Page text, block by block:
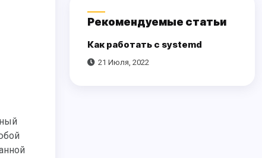
Рекомендуемые статьи
Как работать с systemd
21 Июля, 2022